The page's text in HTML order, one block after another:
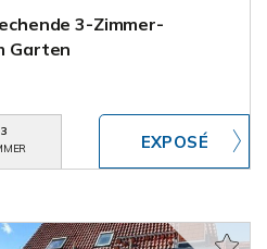
3-Zimmer-
Garten
3